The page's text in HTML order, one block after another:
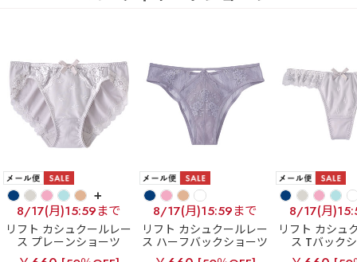
+
8/17(月)15:59まで
リフト カシュクールレー
ス プレーンショーツ
8/17(月)15:59まで
リフト カシュクールレー
ス ハーフバックショーツ
8/17(月
リフト カシュ
ス Tバック